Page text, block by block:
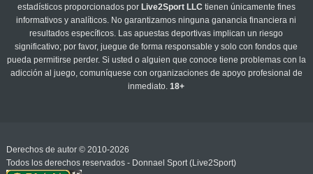
estadísticos proporcionados por Live2Sport LLC tienen únicamente fines
informativos y analíticos. No garantizamos ninguna ganancia financiera ni
resultados específicos. Las apuestas deportivas implican un riesgo
significativo; por favor, juegue de forma responsable y solo con fondos que
pueda permitirse perder. Si usted o alguien que conoce tiene problemas con la
adicción al juego, comuníquese con organizaciones de apoyo profesional de
inmediato.18+
Derechos de autor © 2010-2026
Todos los derechos reservados - Donnael Sport (Live2Sport)